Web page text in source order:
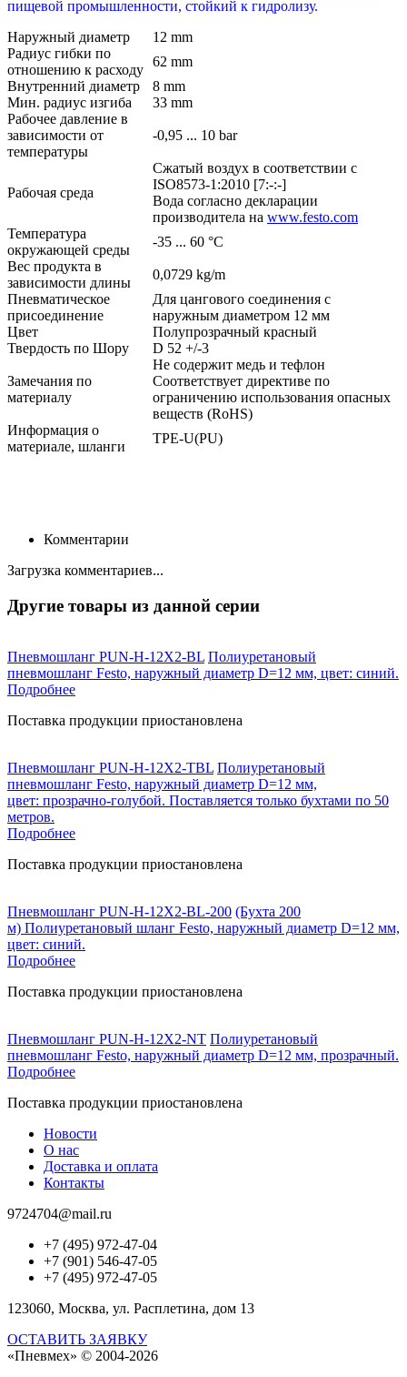
пищевой промышленности, стойкий к гидролизу.
Наружный диаметр
12 mm
Радиус гибки по
отношению к расходу
62 mm
Внутренний диаметр
8 mm
Мин. радиус изгиба
33 mm
Рабочее давление в
зависимости от
температуры
-0,95 ... 10 bar
Рабочая среда
Сжатый воздух в соответствии с
ISO8573-1:2010 [7:-:-]
Вода согласно декларации
производитела на www.festo.com
Температура
окружающей среды
-35 ... 60 °C
Вес продукта в
зависимости длины
0,0729 kg/m
Пневматическое
присоединение
Для цангового соединения с
наружным диаметром 12 мм
Цвет
Полупрозрачный красный
Твердость по Шору
D 52 +/-3
Замечания по
материалу
Не содержит медь и тефлон
Соответствует директиве по
ограничению использования опасных
веществ (RoHS)
Информация о
материале, шланги
TPE-U(PU)
Комментарии
Загрузка комментариев...
Другие товары из данной серии
Пневмошланг PUN-H-12X2-BL Полиуретановый
пневмошланг Festo, наружный диаметр D=12 мм, цвет: синий.
Подробнее
Поставка продукции приостановлена
Пневмошланг PUN-H-12X2-TBL Полиуретановый
пневмошланг Festo, наружный диаметр D=12 мм,
цвет: прозрачно-голубой. Поставляется только бухтами по 50
метров.
Подробнее
Поставка продукции приостановлена
Пневмошланг PUN-H-12X2-BL-200 (Бухта 200
м) Полиуретановый шланг Festo, наружный диаметр D=12 мм,
цвет: синий.
Подробнее
Поставка продукции приостановлена
Пневмошланг PUN-H-12X2-NT Полиуретановый
пневмошланг Festo, наружный диаметр D=12 мм, прозрачный.
Подробнее
Поставка продукции приостановлена
Новости
О нас
Доставка и оплата
Контакты
9724704@mail.ru
+7 (495) 972-47-04
+7 (901) 546-47-05
+7 (495) 972-47-05
123060, Москва, ул. Расплетина, дом 13
ОСТАВИТЬ ЗАЯВКУ
«Пневмех» © 2004-2026